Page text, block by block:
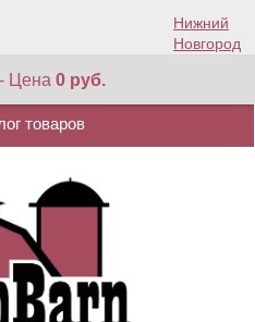
Нижний
Новгород
- Цена0 руб.
товаров